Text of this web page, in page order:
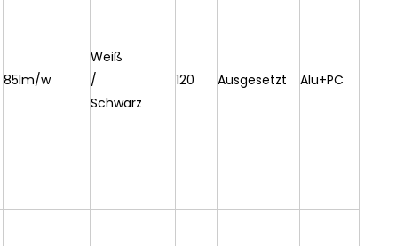
85lm/w
Weiß
/
Schwarz
120 Ausgesetzt Alu+PC